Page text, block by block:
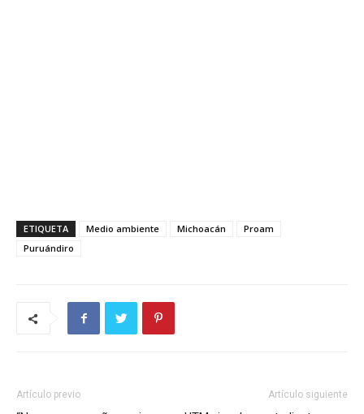
ETIQUETA Medio ambiente Michoacán
Proam
Puruándiro
Artículo previo Artículo siguiente